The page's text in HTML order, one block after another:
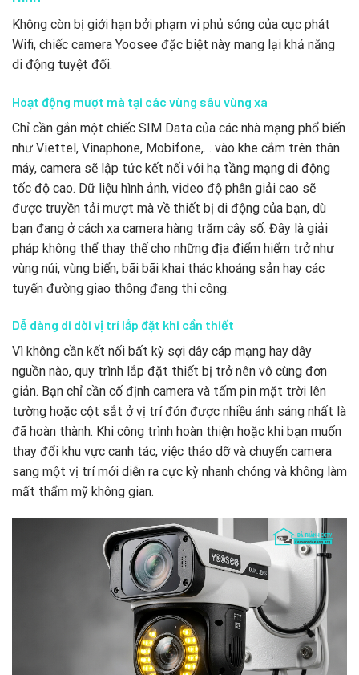
Không còn bị giới hạn bởi phạm vi phủ sóng của cục phát
Wifi, chiếc camera Yoosee đặc biệt này mang lại khả năng
di động tuyệt đối.
Hoạt động mượt mà tại các vùng sâu vùng xa
Chỉ cần gắn một chiếc SIM Data của các nhà mạng phổ biến
như Viettel, Vinaphone, Mobifone,… vào khe cắm trên thân
máy, camera sẽ lập tức kết nối với hạ tầng mạng di động
tốc độ cao. Dữ liệu hình ảnh, video độ phân giải cao sẽ
được truyền tải mượt mà về thiết bị di động của bạn, dù
bạn đang ở cách xa camera hàng trăm cây số. Đây là giải
pháp không thể thay thế cho những địa điểm hiểm trở như
vùng núi, vùng biển, bãi bãi khai thác khoáng sản hay các
tuyến đường giao thông đang thi công.
Dễ dàng di dời vị trí lắp đặt khi cần thiết
Vì không cần kết nối bất kỳ sợi dây cáp mạng hay dây
nguồn nào, quy trình lắp đặt thiết bị trở nên vô cùng đơn
giản. Bạn chỉ cần cố định camera và tấm pin mặt trời lên
tường hoặc cột sắt ở vị trí đón được nhiều ánh sáng nhất là
đã hoàn thành. Khi công trình hoàn thiện hoặc khi bạn muốn
thay đổi khu vực canh tác, việc tháo dỡ và chuyển camera
sang một vị trí mới diễn ra cực kỳ nhanh chóng và không làm
mất thẩm mỹ không gian.